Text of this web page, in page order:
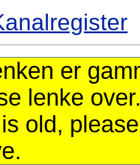
er
lenke
old,